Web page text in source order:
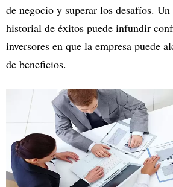
de negocio y superar los desafíos.
historial de éxitos puede infundir
inversores en que la empresa puede
de beneficios.